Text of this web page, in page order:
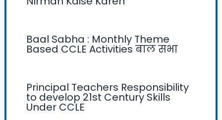
Baal Sabha : Monthly Theme
Based CCLE Activities बाल सभा
Principal Teachers Responsibility
to develop 21st Century Skills
Under CCLE